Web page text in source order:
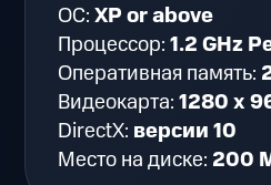
ОС:XP or above
Процессор:1.2 GHz
Оперативная память:
Видеокарта:1280 x
DirectX: версии 10
Место на диске: 200